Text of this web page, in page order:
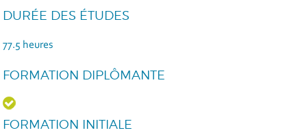
DURÉE DES ÉTUDES
77.5 heures
FORMATION DIPLÔMANTE
FORMATION INITIALE